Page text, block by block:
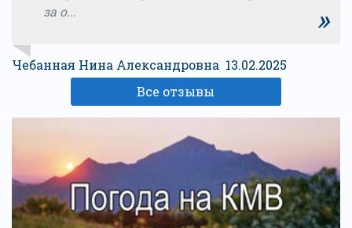
за о...
»
Чебанная Нина Александровна 13.02.2025
Все отзывы